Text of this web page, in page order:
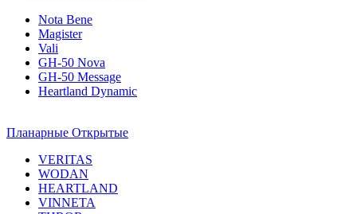
Nota Bene
Magister
Vali
GH-50 Nova
GH-50 Message
Heartland Dynamic
Планарные Открытые
VERITAS
WODAN
HEARTLAND
VINNETA